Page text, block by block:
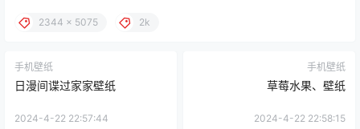
2344 x 5075 2k
手机壁纸
日漫间谍过家家壁纸
2024-4-22 22:57:44
手机壁纸
草莓水果、壁纸
2024-4-22 22:58:15